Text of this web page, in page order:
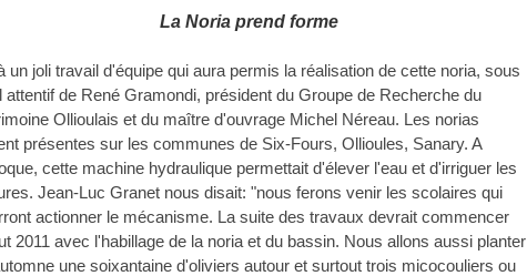
La Noria prend forme
un joli travail d'équipe qui aura permis la réalisation de cette noria, sous
attentif de René Gramondi, président du Groupe de Recherche du
Ollioulais et du maître d'ouvrage Michel Néreau. Les norias
présentes sur les communes de Six-Fours, Ollioules, Sanary. A
cette machine hydraulique permettait d'élever l'eau et d'irriguer les
Jean-Luc Granet nous disait: "nous ferons venir les scolaires qui
actionner le mécanisme. La suite des travaux devrait commencer
2011 avec l'habillage de la noria et du bassin. Nous allons aussi planter
une soixantaine d'oliviers autour et surtout trois micocouliers ou